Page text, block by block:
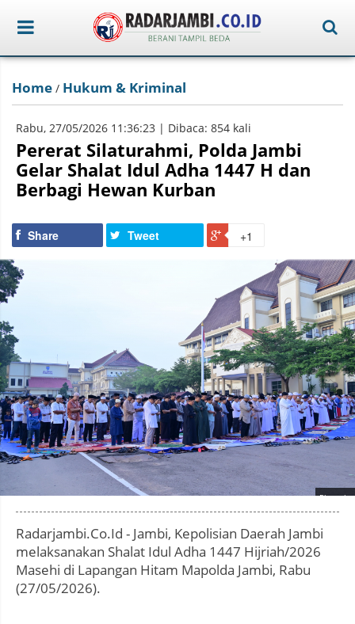
Home / Hukum & Kriminal
Rabu, 27/05/2026 11:36:23 | Dibaca: 854 kali
Pererat Silaturahmi, Polda Jambi
Gelar Shalat Idul Adha 1447 H dan
Berbagi Hewan Kurban
Share Tweet +1
Photo by
Radarjambi.Co.Id - Jambi, Kepolisian Daerah Jambi
melaksanakan Shalat Idul Adha 1447 Hijriah/2026
Masehi di Lapangan Hitam Mapolda Jambi, Rabu
(27/05/2026).